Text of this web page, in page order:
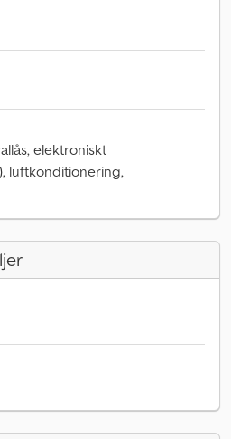
elektroniskt
luftkonditionering,